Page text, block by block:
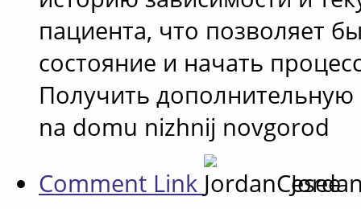
пациента, что позволяет
состояние и начать
Получить
na domu nizhnij novgorod
Comment Link